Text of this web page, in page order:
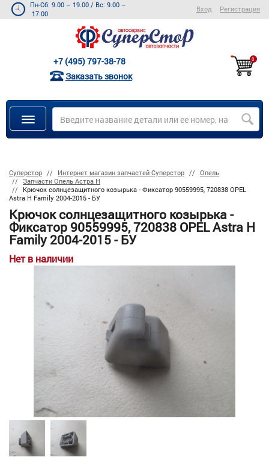
Пн-Сб: 9.00 – 19.00 / Вс: 9.00 –
17.00
Вход Регистрация
+7 (495) 797-38-78
Заказать звонок
0
Суперстор Интернет магазин запчастей Суперстор
Опель
Запчасти Опель Астра Н
Крючок солнцезащитного козырька - Фиксатор 90559995, 720838 OPEL
Astra H Family 2004-2015 - БУ
Крючок солнцезащитного козырька -
Фиксатор 90559995, 720838 OPEL Astra H
Family 2004-2015 - БУ
Нет в наличии